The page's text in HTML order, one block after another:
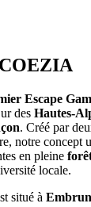
Escape
des Hautes-
. Créé par
notre concept
en pleine
locale.
situé à Embrun